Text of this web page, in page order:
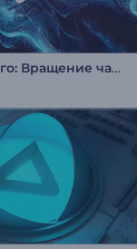
Анимация лого: Вращение частиц